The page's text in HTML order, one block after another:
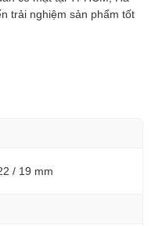
trải nghiệm sản phẩm tốt
/ 19 mm